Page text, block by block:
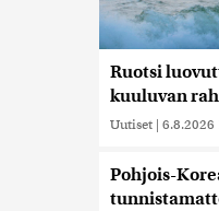
Ruotsi
kuuluvan
Uutiset | 6.8.2026
Pohjois-